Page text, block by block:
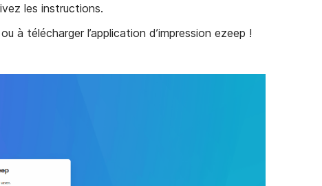
les instructions.
à télécharger l’application d’impression ezeep !